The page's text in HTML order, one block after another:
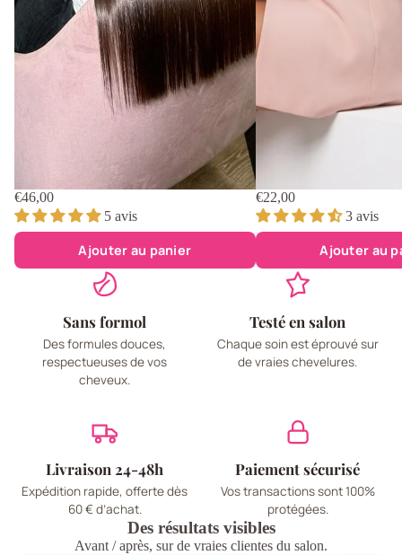
€46,00
5 avis
Ajouter au panier
€22,00
3 avis
Ajouter au
Sans formol
Des formules douces,
respectueuses de vos
cheveux.
Testé en salon
Chaque soin est éprouvé sur
de vraies chevelures.
Livraison 24-48h
Expédition rapide, offerte dès
60 € d’achat.
Paiement sécurisé
Vos transactions sont 100%
protégées.
Des résultats visibles
Avant / après, sur de vraies clientes du salon.